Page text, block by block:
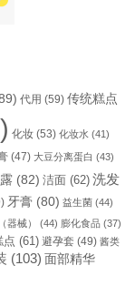
代用 (59) 传统糕点
化妆 (53) 化妆水 (41)
(47) 大豆分离蛋白 (43)
(82) 洁面 (62) 洗发
牙膏 (80) 益生菌 (44)
器械） (44) 膨化食品 (37)
点 (61) 避孕套 (49) 酱类
(103) 面部精华